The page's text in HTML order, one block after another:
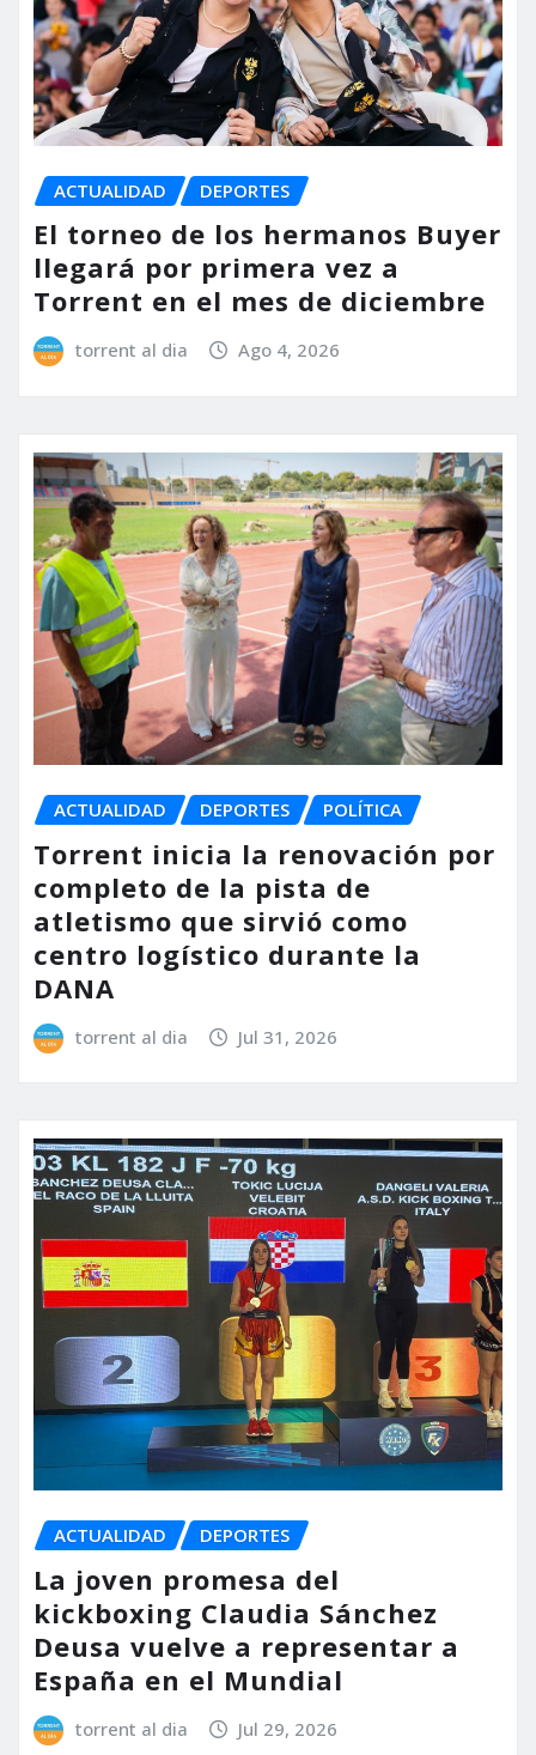
ACTUALIDAD DEPORTES
El torneo de los hermanos Buyer
llegará por primera vez a
Torrent en el mes de diciembre
torrent al dia Ago 4, 2026
ACTUALIDAD DEPORTES POLÍTICA
Torrent inicia la renovación por
completo de la pista de
atletismo que sirvió como
centro logístico durante la
DANA
torrent al dia Jul 31, 2026
ACTUALIDAD DEPORTES
La joven promesa del
kickboxing Claudia Sánchez
Deusa vuelve a representar a
España en el Mundial
torrent al dia Jul 29, 2026